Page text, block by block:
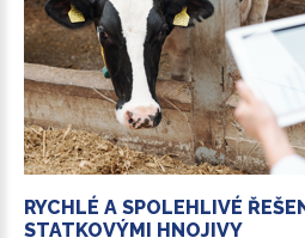
RYCHLÉ A SPOLEHLIVÉ
STATKOVÝMI HNOJIVY